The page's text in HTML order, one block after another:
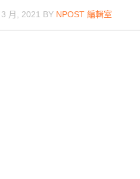
月, 2021 BY NPOST 編輯室